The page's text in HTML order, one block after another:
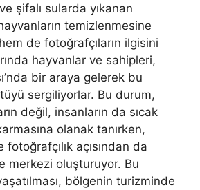
şifalı sularda yıkanan
temizlenmesine
de fotoğrafçıların ilgisini
hayvanlar ve sahipleri,
bir araya gelerek bu
sergiliyorlar. Bu durum,
değil, insanların da sıcak
olanak tanırken,
açısından da
merkezi oluşturuyor. Bu
bölgenin turizminde